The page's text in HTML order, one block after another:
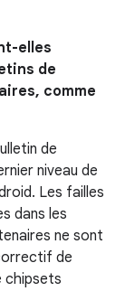
elles
de
comme
de
niveau de
Les failles
dans les
ne sont
de
chipsets